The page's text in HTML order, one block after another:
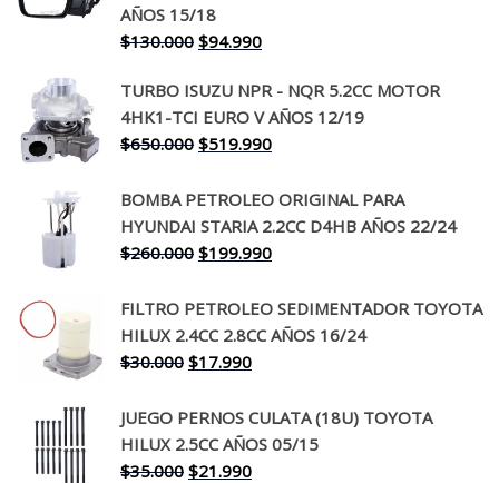
AÑOS 15/18
$130.000 El
original
era:
$130.000.
$94.990El
actual
es:
$94.990.
TURBO ISUZU NPR - NQR 5.2CC MOTOR
4HK1-TCI EURO V AÑOS 12/19
$650.000 El
original
era:
$650.000.
$519.990El
actual
es:
$519.990.
BOMBA PETROLEO ORIGINAL PARA
HYUNDAI STARIA 2.2CC D4HB AÑOS 22/24
$260.000 El
original
era:
$260.000.
$199.990El
actual
es:
FILTRO PETROLEO SEDIMENTADOR TOYOTA
HILUX 2.4CC 2.8CC AÑOS 16/24
$30.000 El
original
era:
$30.000.
$17.990El
actual
es:
$17.990.
JUEGO PERNOS CULATA (18U) TOYOTA
HILUX 2.5CC AÑOS 05/15
$35.000 El
$21.990El